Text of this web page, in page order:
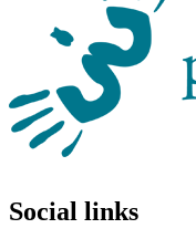
Social links